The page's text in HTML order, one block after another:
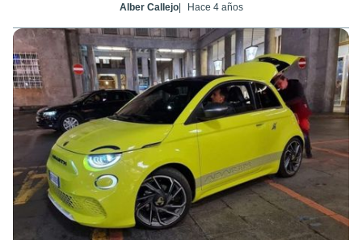
Alber Callejo Hace 4 años